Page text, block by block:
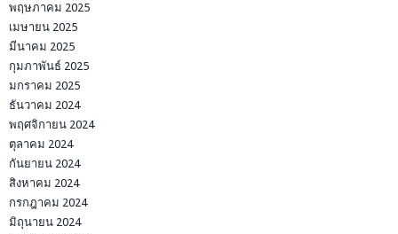
พฤษภาคม 2025
เมษายน 2025
มีนาคม 2025
กุมภาพันธ์ 2025
มกราคม 2025
ธันวาคม 2024
พฤศจิกายน 2024
ตุลาคม 2024
กันยายน 2024
สิงหาคม 2024
กรกฎาคม 2024
มิถุนายน 2024